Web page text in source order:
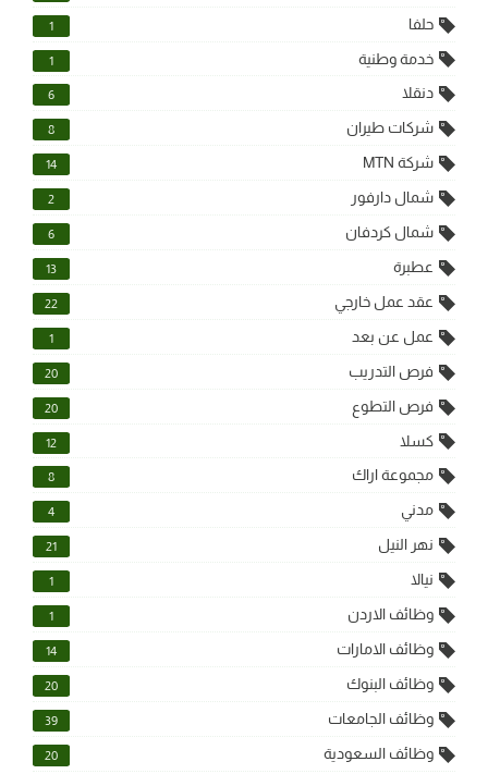
حلفا 1
خدمة وطنية 1
دنقلا 6
شركات طيران 8
شركة MTN 14
شمال دارفور 2
شمال كردفان 6
عطبرة 13
عقد عمل خارجي 22
عمل عن بعد 1
فرص التدريب 20
فرص التطوع 20
كسلا 12
مجموعة اراك 8
مدني 4
نهر النيل 21
نيالا 1
وظائف الاردن 1
وظائف الامارات 14
وظائف البنوك 20
وظائف الجامعات 39
وظائف السعودية 20